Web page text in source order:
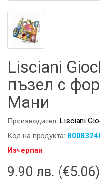
Lisciani
пъзел с
Мани
Производител: Lisciani
Код на продукта:
Изчерпан
9.90 лв. (€5.06)